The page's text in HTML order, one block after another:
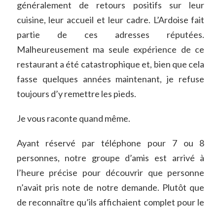
généralement de retours positifs sur leur
cuisine, leur accueil et leur cadre. L’Ardoise fait
partie de ces adresses réputées.
Malheureusement ma seule expérience de ce
restaurant a été catastrophique et, bien que cela
fasse quelques années maintenant, je refuse
toujours d’y remettre les pieds.
Je vous raconte quand même.
Ayant réservé par téléphone pour 7 ou 8
personnes, notre groupe d’amis est arrivé à
l’heure précise pour découvrir que personne
n’avait pris note de notre demande. Plutôt que
de reconnaître qu’ils affichaient complet pour le